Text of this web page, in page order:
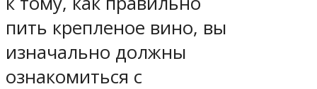
пить крепленое вино, вы
изначально должны
ознакомиться с